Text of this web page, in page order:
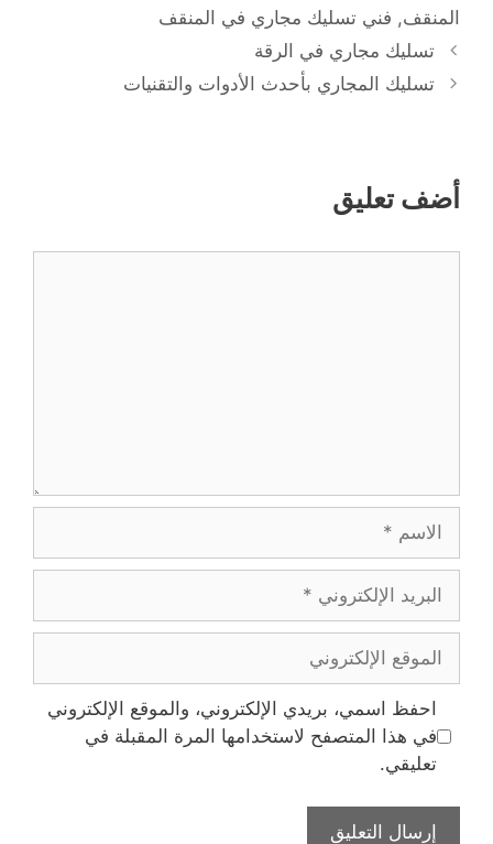
المنقف, فني تسليك مجاري في المنقف
تسليك مجاري في الرقة
تسليك المجاري بأحدث الأدوات والتقنيات
أضف تعليق
الاسم
البريد
الإلكتروني
الموقع
الإلكتروني
احفظ اسمي، بريدي الإلكتروني، والموقع الإلكتروني
في هذا المتصفح لاستخدامها المرة المقبلة في
تعليقي.